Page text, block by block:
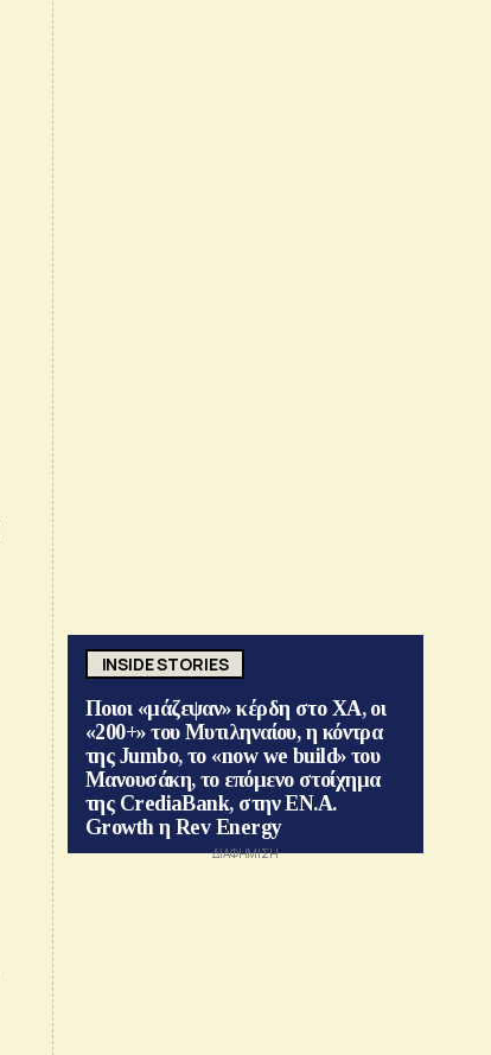
INSIDE STORIES
Ποιοι «μάζεψαν» κέρδη στο ΧΑ, οι
«200+» του Μυτιληναίου, η κόντρα
της Jumbo, το «now we build» του
Μανουσάκη, το επόμενο στοίχημα
της CrediaBank, στην ΕΝ.Α.
Growth η Rev Energy